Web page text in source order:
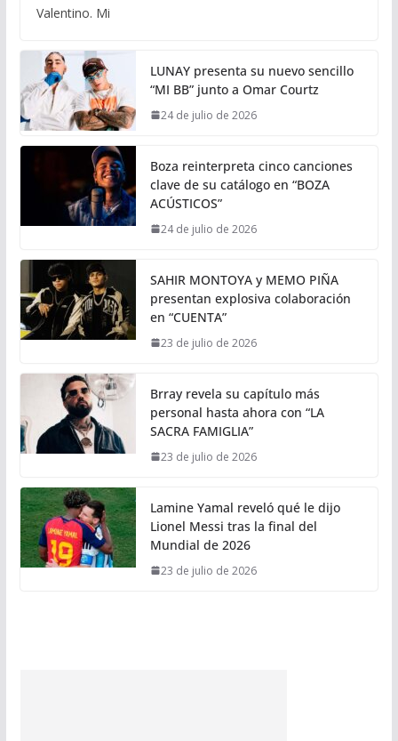
Valentino. Mi
LUNAY presenta su nuevo sencillo
“MI BB” junto a Omar Courtz
24 de julio de 2026
Boza reinterpreta cinco canciones
clave de su catálogo en “BOZA
ACÚSTICOS”
24 de julio de 2026
SAHIR MONTOYA y MEMO PIÑA
presentan explosiva colaboración
en “CUENTA”
23 de julio de 2026
Brray revela su capítulo más
personal hasta ahora con “LA
SACRA FAMIGLIA”
23 de julio de 2026
Lamine Yamal reveló qué le dijo
Lionel Messi tras la final del
Mundial de 2026
23 de julio de 2026